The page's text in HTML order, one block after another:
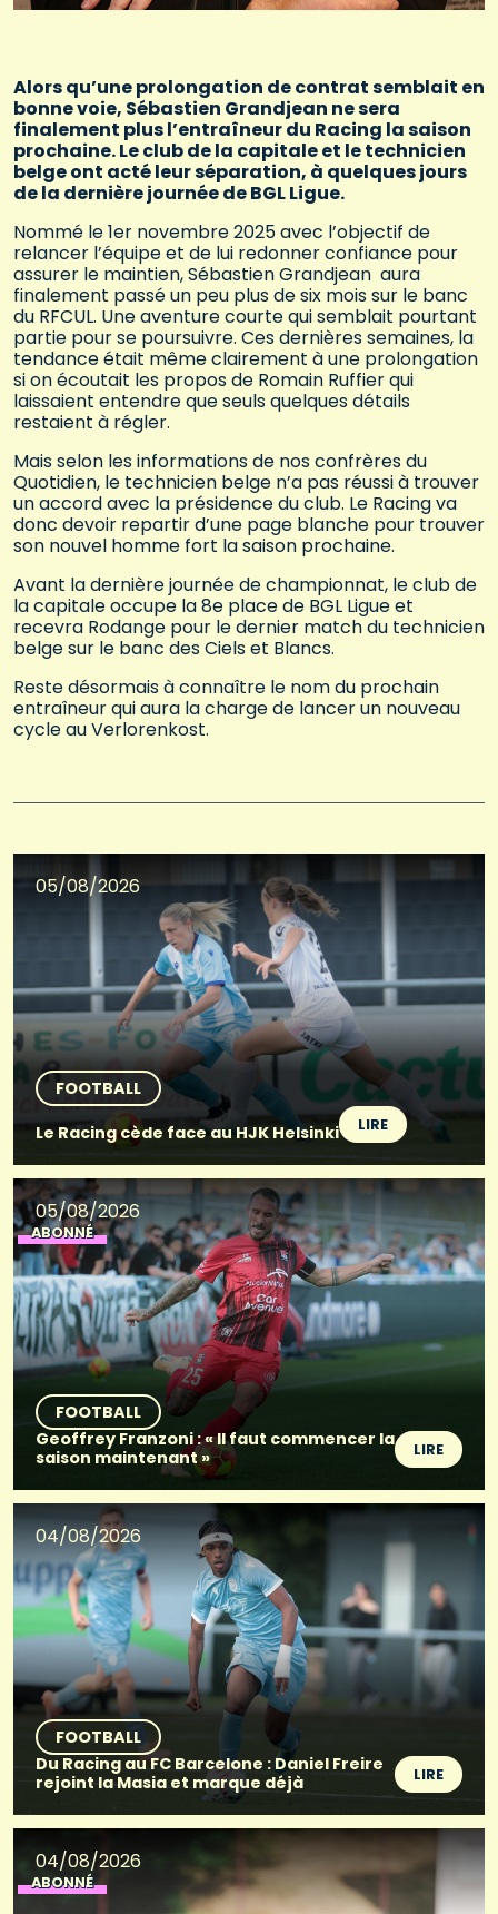
Alors qu’une prolongation de contrat semblait en
bonne voie, Sébastien Grandjean ne sera
finalement plus l’entraîneur du Racing la saison
prochaine. Le club de la capitale et le technicien
belge ont acté leur séparation, à quelques jours
de la dernière journée de BGL Ligue.
Nommé le 1er novembre 2025 avec l’objectif de
relancer l’équipe et de lui redonner confiance pour
assurer le maintien, Sébastien Grandjean aura
finalement passé un peu plus de six mois sur le banc
du RFCUL. Une aventure courte qui semblait pourtant
partie pour se poursuivre. Ces dernières semaines, la
tendance était même clairement à une prolongation
si on écoutait les propos de Romain Ruffier qui
laissaient entendre que seuls quelques détails
restaient à régler.
Mais selon les informations de nos confrères du
Quotidien, le technicien belge n’a pas réussi à trouver
un accord avec la présidence du club. Le Racing va
donc devoir repartir d’une page blanche pour trouver
son nouvel homme fort la saison prochaine.
Avant la dernière journée de championnat, le club de
la capitale occupe la 8e place de BGL Ligue et
recevra Rodange pour le dernier match du technicien
belge sur le banc des Ciels et Blancs.
Reste désormais à connaître le nom du prochain
entraîneur qui aura la charge de lancer un nouveau
cycle au Verlorenkost.
05/08/2026
FOOTBALL
Le Racing cède face au HJK Helsinki
LIRE
05/08/2026
ABONNÉ
FOOTBALL
Geoffrey Franzoni : « Il faut commencer la
saison maintenant »
LIRE
04/08/2026
FOOTBALL
Du Racing au FC Barcelone : Daniel Freire
rejoint la Masia et marque déjà
LIRE
04/08/2026
ABONNÉ